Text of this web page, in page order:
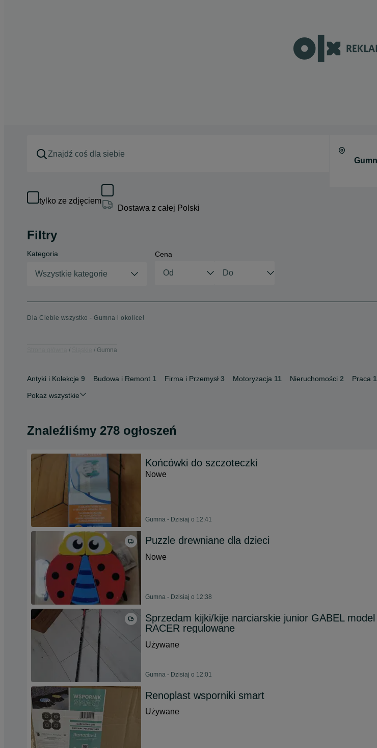
tylko ze zdjęciem
Dostawa z całej Polski
Filtry
Kategoria
Wszystkie kategorie
Cena
Dla Ciebie wszystko - Gumna i okolice!
Gumna
Antyki i Kolekcje 9 Budowa i Remont 1 Firma i Przemysł 3 Motoryzacja 11 Nieruchomości 2 Praca 1
Pokaż wszystkie
Znaleźliśmy 278 ogłoszeń
Końcówki do szczoteczki
Nowe
Gumna - Dzisiaj o 12:41
Puzzle drewniane dla dzieci
Nowe
Gumna - Dzisiaj o 12:38
Sprzedam kijki/kije narciarskie junior GABEL model
RACER regulowane
Używane
Gumna - Dzisiaj o 12:01
Renoplast wsporniki smart
Używane